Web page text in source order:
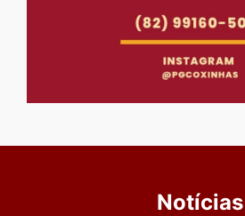
Notícias